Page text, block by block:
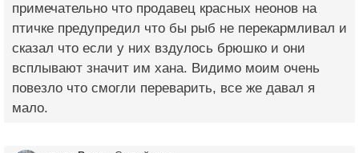
примечательно что продавец красных неонов на
птичке предупредил что бы рыб не перекармливал и
сказал что если у них вздулось брюшко и они
всплывают значит им хана. Видимо моим очень
повезло что смогли переварить, все же давал я
мало.